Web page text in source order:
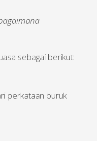
sebagai berikut:
perkataan buruk